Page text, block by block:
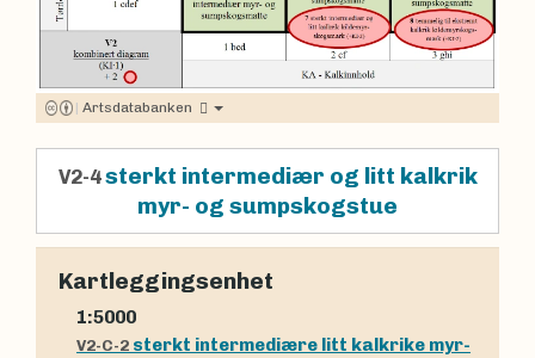
| Artsdatabanken
V2-4sterkt intermediær og litt kalkrik
myr- og sumpskogstue
Kartleggingsenhet
1:5000
V2-C-2 sterkt intermediære litt kalkrike myr-